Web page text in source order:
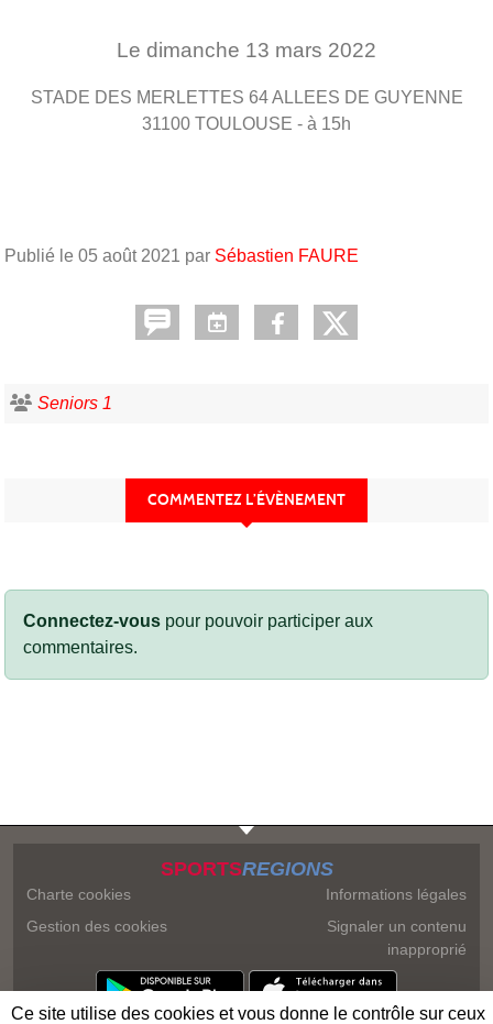
Le dimanche 13 mars 2022
STADE DES MERLETTES 64 ALLEES DE GUYENNE
31100 TOULOUSE - à 15h
Publié le 05 août 2021 par Sébastien FAURE
Seniors 1
COMMENTEZ L’ÉVÈNEMENT
Connectez-vous pour pouvoir participer aux
commentaires.
SPORTSREGIONS
Charte cookies
Gestion des cookies
Informations légales
Signaler un contenu
inapproprié
Ce site utilise des cookies et vous donne le contrôle sur ceux